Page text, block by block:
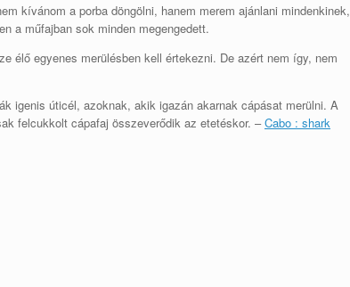
kívánom a porba döngölni, hanem merem ajánlani mindenkinek,
a műfajban sok minden megengedett.
élő egyenes merülésben kell értekezni. De azért nem így, nem
igenis úticél, azoknak, akik igazán akarnak cápásat merülni. A
felcukkolt cápafaj összeverődik az etetéskor. –Cabo : shark